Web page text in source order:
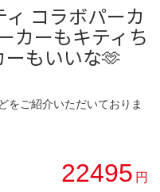
コラボパーカ
カーもキティち
もいいな🫶
をご紹介いただいておりま
22495 円